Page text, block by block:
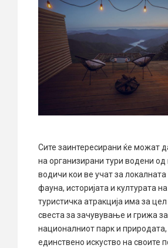
Сите заинтересирани ќе можат
на организирани тури водени од
водичи кои ве учат за
фауна, историјата и културата
туристичка атракција има за цел
свеста за зачувување и грижа за
националниот парк и
единствено искуство на своите